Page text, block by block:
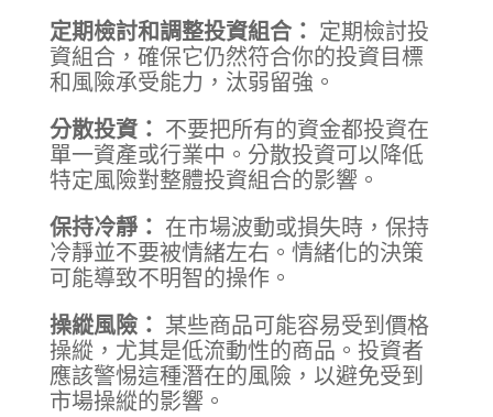
定期檢討和調整投資組合： 定期檢討投
資組合，確保它仍然符合你的投資目標
和風險承受能力，汰弱留強。
分散投資： 不要把所有的資金都投資在
單一資產或行業中。分散投資可以降低
特定風險對整體投資組合的影響。
保持冷靜： 在市場波動或損失時，保持
冷靜並不要被情緒左右。情緒化的決策
可能導致不明智的操作。
操縱風險： 某些商品可能容易受到價格
操縱，尤其是低流動性的商品。投資者
應該警惕這種潛在的風險，以避免受到
市場操縱的影響。